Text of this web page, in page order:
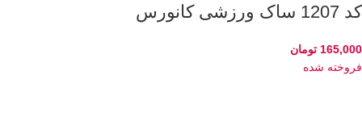
کد 1207 ساک ورزشی کانورس
165,000 تومان
فروخته شده